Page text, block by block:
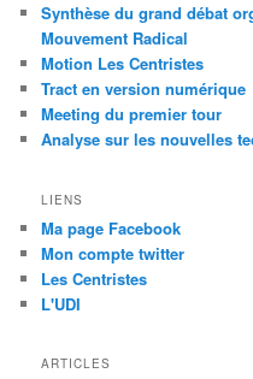
Synthèse du grand débat
Mouvement Radical
Motion Les Centristes
Tract en version numérique
Meeting du premier tour
Analyse sur les nouvelles
LIENS
Ma page Facebook
Mon compte twitter
Les Centristes
L'UDI
ARTICLES